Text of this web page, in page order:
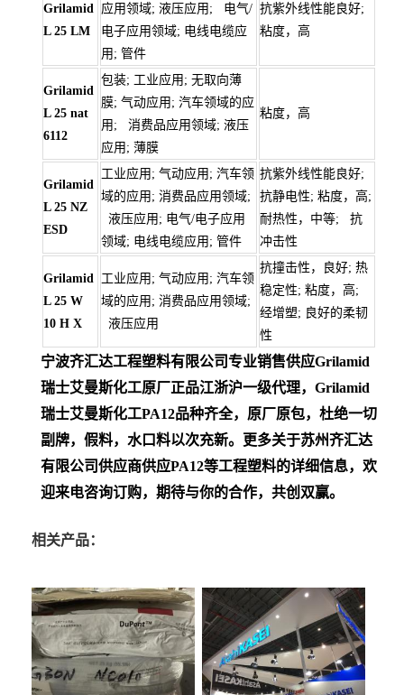
Grilamid
L 25 LM
应用领域; 液压应用; 电气/
电子应用领域; 电线电缆应
用; 管件
抗紫外线性能良好;
粘度，高
Grilamid
L 25 nat
6112
包装; 工业应用; 无取向薄
膜; 气动应用; 汽车领域的应
用; 消费品应用领域; 液压
应用; 薄膜
粘度，高
Grilamid
L 25 NZ
ESD
工业应用; 气动应用; 汽车领
域的应用; 消费品应用领域;
液压应用; 电气/电子应用
领域; 电线电缆应用; 管件
抗紫外线性能良好;
抗静电性; 粘度，高;
耐热性，中等; 抗
冲击性
Grilamid
L 25 W
10 H X
工业应用; 气动应用; 汽车领
域的应用; 消费品应用领域;
液压应用
抗撞击性，良好; 热
稳定性; 粘度，高;
经增塑; 良好的柔韧
性
宁波齐汇达工程塑料有限公司专业销售供应Grilamid
瑞士艾曼斯化工原厂正品江浙沪一级代理，Grilamid
瑞士艾曼斯化工PA12品种齐全，原厂原包，杜绝一切
副牌，假料，水口料以次充新。更多关于苏州齐汇达
有限公司供应商供应PA12等工程塑料的详细信息，欢
迎来电咨询订购，期待与你的合作，共创双赢。
相关产品：